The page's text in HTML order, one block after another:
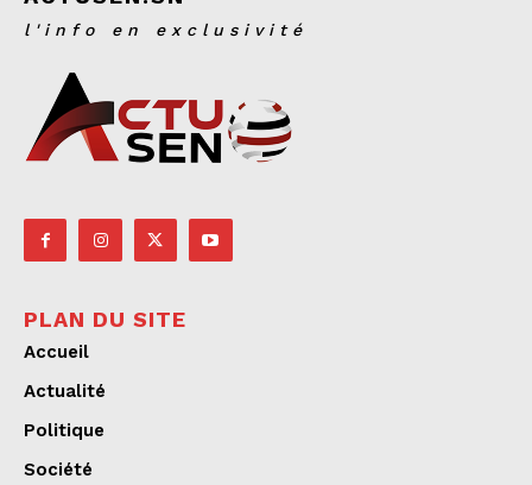
l'info en exclusivité
PLAN DU SITE
Accueil
Actualité
Politique
Société